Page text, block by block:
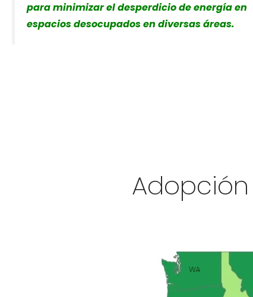
para minimizar el desperdicio de energía en
espacios desocupados en diversas áreas.